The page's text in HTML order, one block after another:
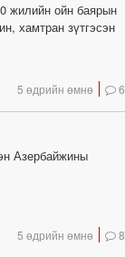
жилийн ойн баярын
хамтран зүтгэсэн
5 өдрийн өмнө 6
Азербайжины
5 өдрийн өмнө 8